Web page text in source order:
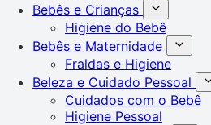
Bebês e Crianças
Higiene do Bebê
Bebês e Maternidade
Fraldas e Higiene
Beleza e Cuidado Pessoal
Cuidados com o Bebê
Higiene Pessoal